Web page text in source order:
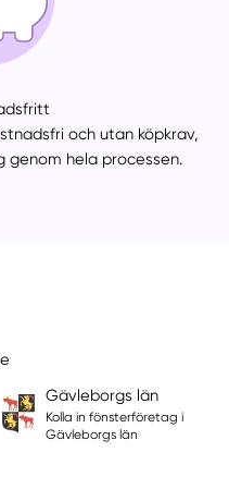
och utan köpkrav,
genom hela processen.
Gävleborgs län
Kolla in fönsterföretag i
Gävleborgs län